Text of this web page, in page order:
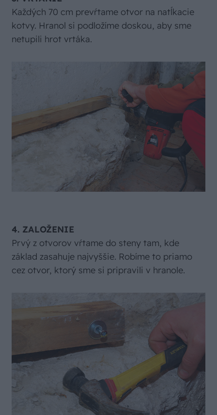
Každých 70 cm prevŕtame otvor na natĺkacie
kotvy. Hranol si podložíme doskou, aby sme
netupili hrot vrtáka.
4. ZALOŽENIE
Prvý z otvorov vŕtame do steny tam, kde
základ zasahuje najvyššie. Robíme to priamo
cez otvor, ktorý sme si pripravili v hranole.